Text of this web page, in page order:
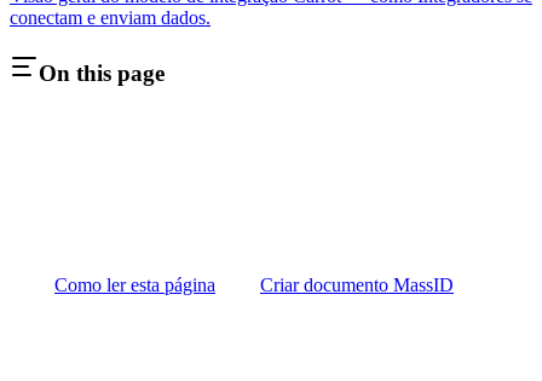
conectam e enviam dados.
On this page
Como ler esta página Criar documento MassID